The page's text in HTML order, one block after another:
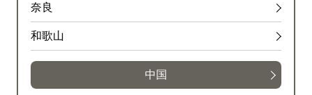
奈良
和歌山
中国